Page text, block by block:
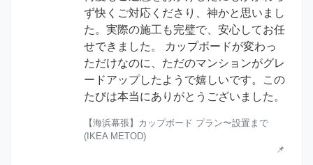
ず快くご対応くださり、神かと思いまし
た。実際の施工も完璧で、安心してお任
せできました。 カップボードが変わっ
ただけなのに、ただのマンションがグレ
ードアップしたようで嬉しいです。この
たびは本当にありがとうございました。
【海浜幕張】カップボード プラン〜設置まで
(IKEA METOD)
📌